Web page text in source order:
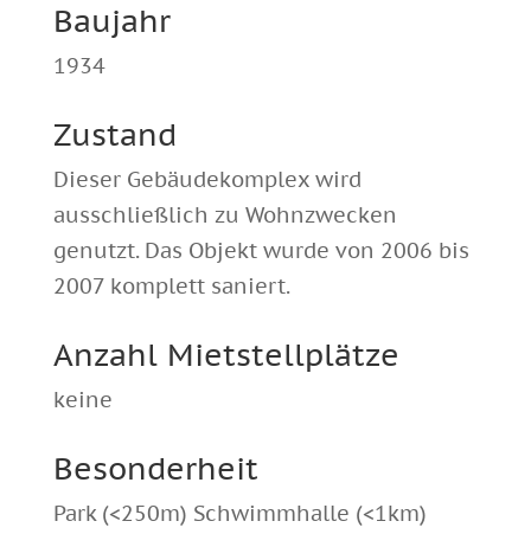
Baujahr
1934
Zustand
Dieser Gebäudekomplex wird
ausschließlich zu Wohnzwecken
genutzt. Das Objekt wurde von 2006 bis
2007 komplett saniert.
Anzahl Mietstellplätze
keine
Besonderheit
Park (<250m) Schwimmhalle (<1km)